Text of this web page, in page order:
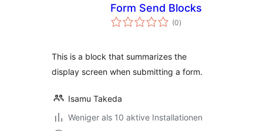
Form Send Blocks
(0Bewertungen
gesamt
)
This is a block that summarizes the
display screen when submitting a form.
Isamu Takeda
Weniger als 10 aktive Installationen